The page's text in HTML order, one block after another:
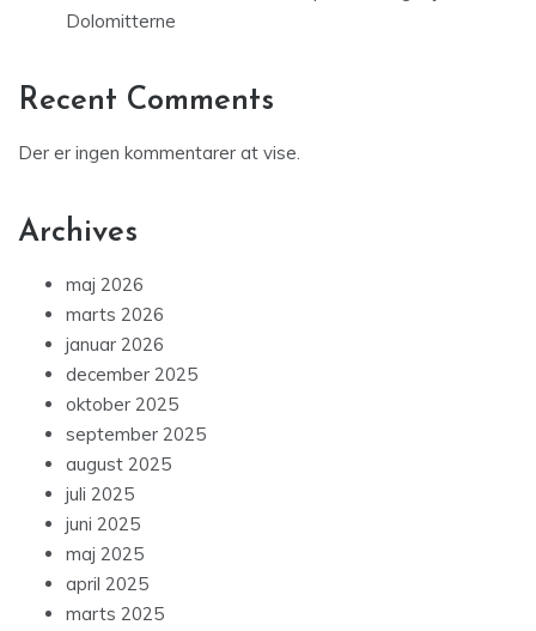
Dolomitterne
Recent Comments
Der er ingen kommentarer at vise.
Archives
maj 2026
marts 2026
januar 2026
december 2025
oktober 2025
september 2025
august 2025
juli 2025
juni 2025
maj 2025
april 2025
marts 2025